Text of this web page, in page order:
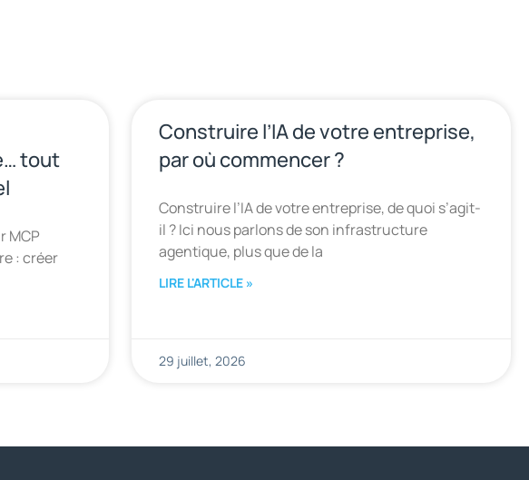
tout
MCP
: créer
Construire l’IA de votre entreprise,
par où commencer ?
Construire l’IA de votre entreprise, de quoi s’agit-
il ? Ici nous parlons de son infrastructure
agentique, plus que de la
LIRE L'ARTICLE »
29 juillet, 2026